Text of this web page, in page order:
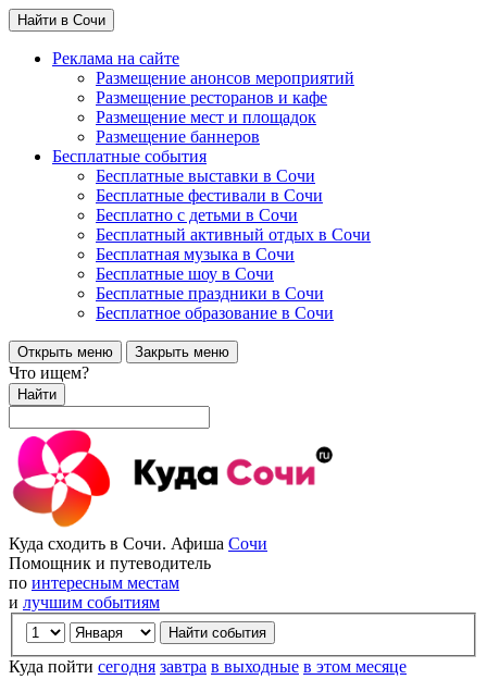
Найти в Сочи
Реклама на сайте
Размещение анонсов мероприятий
Размещение ресторанов и кафе
Размещение мест и площадок
Размещение баннеров
Бесплатные события
Бесплатные выставки в Сочи
Бесплатные фестивали в Сочи
Бесплатно с детьми в Сочи
Бесплатный активный отдых в Сочи
Бесплатная музыка в Сочи
Бесплатные шоу в Сочи
Бесплатные праздники в Сочи
Бесплатное образование в Сочи
Открыть меню Закрыть меню
Что ищем?
Найти
Куда сходить в Сочи. Афиша Сочи
Помощник и путеводитель
по интересным местам
и лучшим событиям
Куда пойти сегодня завтра в выходные в этом месяце